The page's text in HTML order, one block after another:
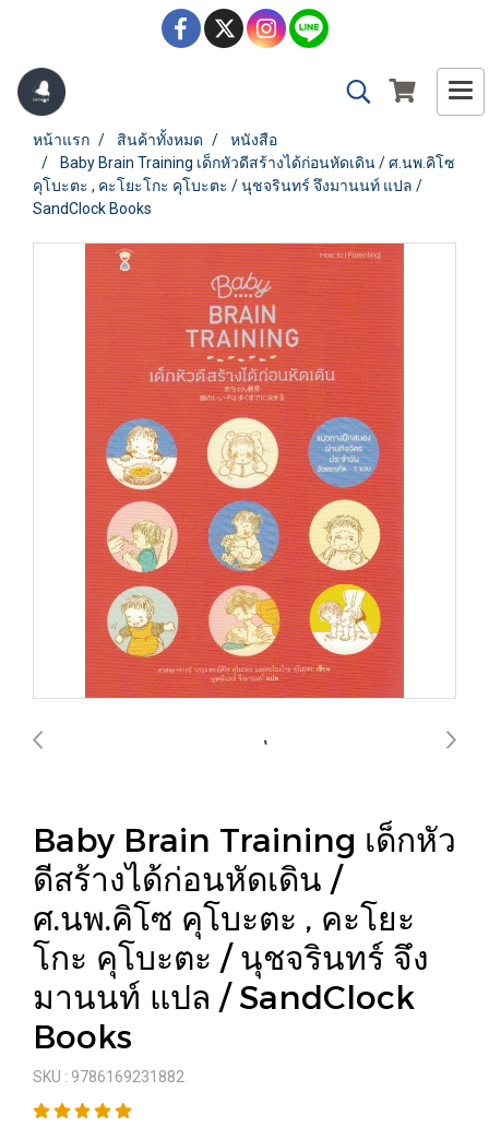
หน้าแรก สินค้าทั้งหมด
หนังสือ
Baby Brain Training เด็กหัวดีสร้างได้ก่อนหัดเดิน / ศ.นพ.คิโซ
คุโบะตะ , คะโยะโกะ คุโบะตะ / นุชจรินทร์ จึงมานนท์ แปล /
SandClock Books
Baby Brain Training เด็กหัว
ดีสร้างได้ก่อนหัดเดิน /
ศ.นพ.คิโซ คุโบะตะ , คะโยะ
โกะ คุโบะตะ / นุชจรินทร์ จึง
มานนท์ แปล / SandClock
Books
SKU : 9786169231882